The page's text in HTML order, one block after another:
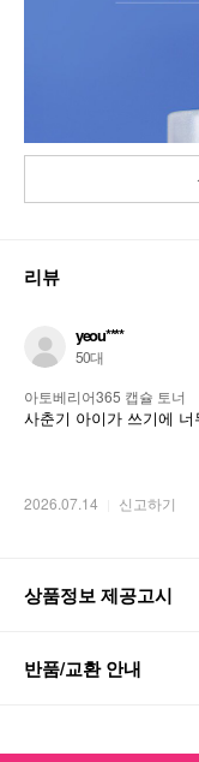
리뷰
yeou****
50대
아토베리어365 캡슐 토너
사춘기 아이가 쓰기에
2026.07.14 신고하기
상품정보 제공고시
반품/교환 안내